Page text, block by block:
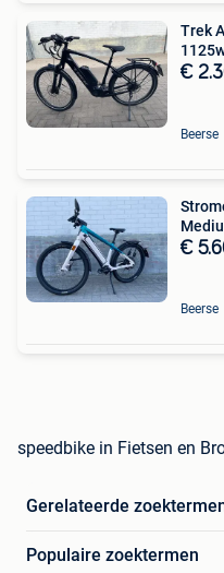
Trek
€
Beerse
€
Beerse
speedbike in Fietsen en
Gerelateerde
Populaire zoektermen